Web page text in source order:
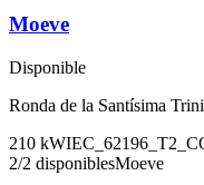
Moeve
Disponible
Ronda de la Santísima
210 kW
2/2 disponiblesMoeve